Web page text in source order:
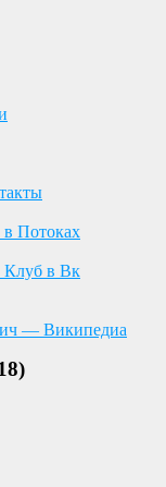
Потоках
Клуб в Вк
— Википедиа